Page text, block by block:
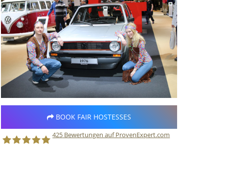
BOOK FAIR HOSTESSES
425 Bewertungen auf ProvenExpert.com